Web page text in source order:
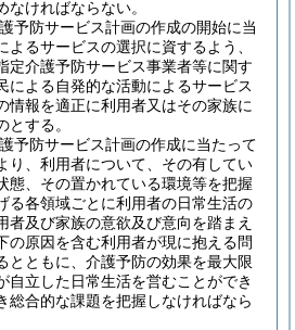
ければならない。
予防サービス計画の作成の開始に当
よるサービスの選択に資するよう、
定介護予防サービス事業者等に関す
による自発的な活動によるサービス
情報を適正に利用者又はその家族に
する。
予防サービス計画の作成に当たって
り、利用者について、その有してい
態、その置かれている環境等を把握
る各領域ごとに利用者の日常生活の
者及び家族の意欲及び意向を踏まえ
の原因を含む利用者が現に抱える問
とともに、介護予防の効果を最大限
自立した日常生活を営むことができ
総合的な課題を把握しなければなら